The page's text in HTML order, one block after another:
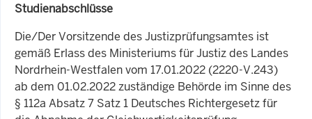
Studienabschlüsse
Die/Der Vorsitzende des Justizprüfungsamtes ist
gemäß Erlass des Ministeriums für Justiz des Landes
Nordrhein-Westfalen vom 17.01.2022 (2220-V.243)
ab dem 01.02.2022 zuständige Behörde im Sinne des
§ 112a Absatz 7 Satz 1 Deutsches Richtergesetz für